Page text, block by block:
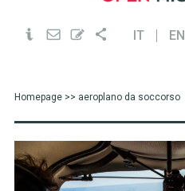
IT EN
Homepage>> aeroplano da soccorso